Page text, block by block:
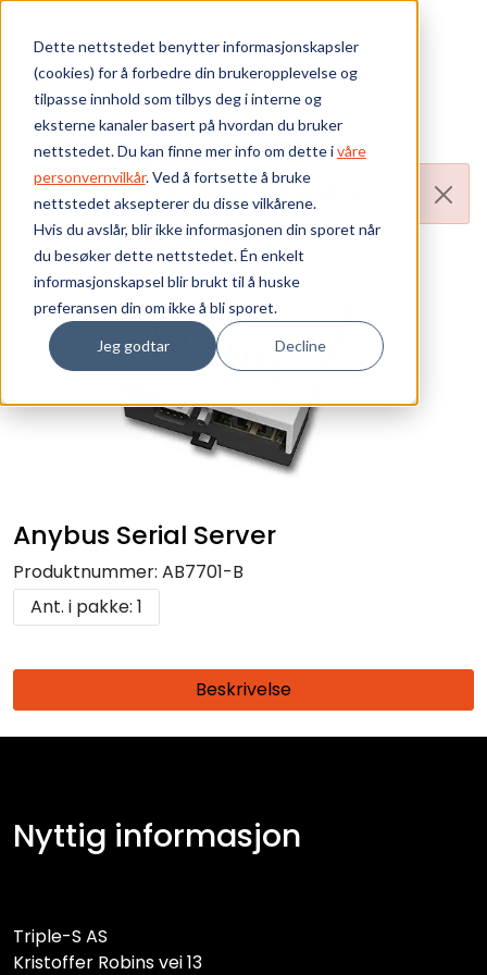
Dette nettstedet benytter informasjonskapsler
(cookies) for å forbedre din brukeropplevelse og
tilpasse innhold som tilbys deg i interne og
eksterne kanaler basert på hvordan du bruker
nettstedet. Du kan finne mer info om dette ivåre
personvernvilkår. Ved å fortsette å bruke
nettstedet aksepterer du disse vilkårene.
Hvis du avslår, blir ikke informasjonen din sporet når
du besøker dette nettstedet. Én enkelt
informasjonskapsel blir brukt til å huske
preferansen din om ikke å bli sporet.
Jeg godtar Decline
Skip to main content
Produktet er ikke aktivt!
Anybus Serial Server
Produktnummer: AB7701-B
Ant. i pakke: 1
Beskrivelse
Nyttig informasjon
Triple-S AS
Kristoffer Robins vei 13
Bærekraft
Vi tilbyr
Ressurser
Om oss